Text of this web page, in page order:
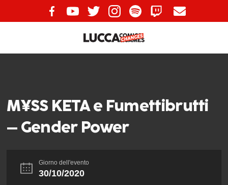
M¥SS KETA e Fumettibrutti
– Gender Power
Giorno dell'evento
30/10/2020